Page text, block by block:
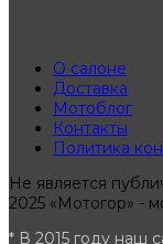
О салоне
Доставка
Мотоблог
Контакты
Политика
Не является
2025 «Мотогор» -
* В 2015 году наш